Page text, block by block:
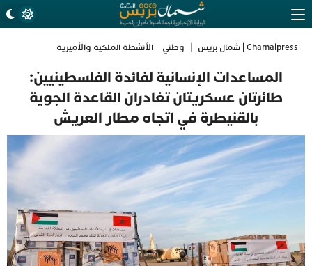
Chamalpress | شمال بريس وطني الأنشطة الملكية والأميرية
المساعدات الإنسانية لفائدة الفلسطينيين:
طائرتان عسكريتان تغادران القاعدة الجوية
بالقنيطرة في اتجاه مطار العريش